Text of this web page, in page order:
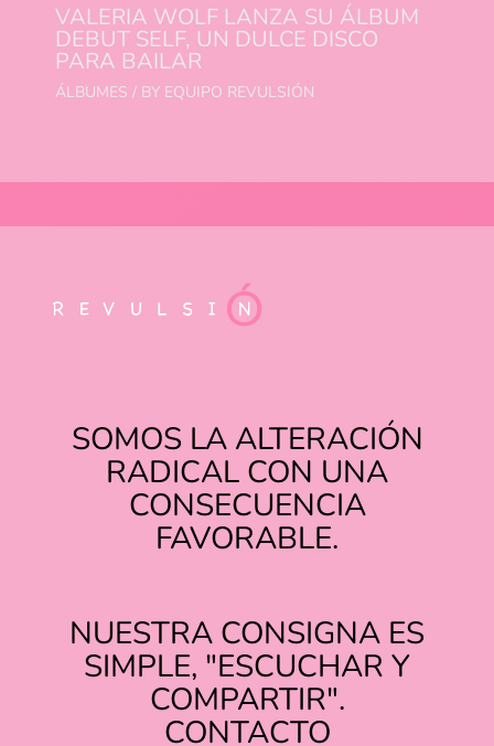
VALERIA WOLF LANZA SU ÁLBUM
DEBUT SELF, UN DULCE DISCO
PARA BAILAR
ÁLBUMES / BY EQUIPO REVULSIÓN
SOMOS LA ALTERACIÓN
RADICAL CON UNA
CONSECUENCIA
FAVORABLE.
NUESTRA CONSIGNA ES
SIMPLE, "ESCUCHAR Y
COMPARTIR".
CONTACTO
INSTAGRAM